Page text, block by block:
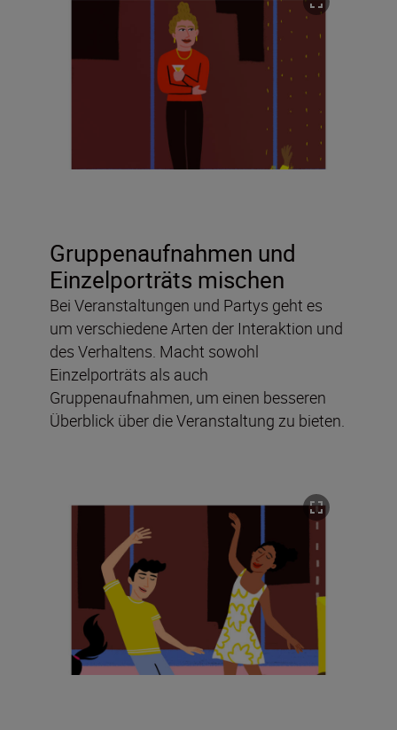
Gruppenaufnahmen und
Einzelporträts mischen
Bei Veranstaltungen und Partys geht es
um verschiedene Arten der Interaktion und
des Verhaltens. Macht sowohl
Einzelporträts als auch
Gruppenaufnahmen, um einen besseren
Überblick über die Veranstaltung zu bieten.